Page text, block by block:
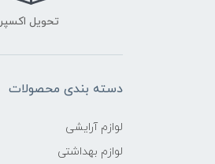
تحویل
دسته بندی محصولات
لوازم آرایشی
لوازم بهداشتی